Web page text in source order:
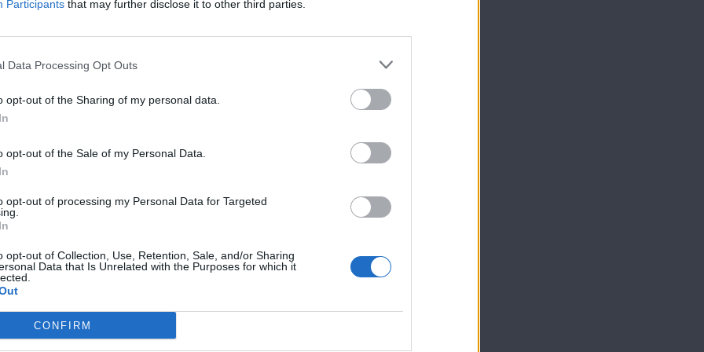
Participants that may further disclose it to other third parties.
Data Processing Opt Outs
opt-out of the Sharing of my personal data.
opt-out of the Sale of my Personal Data.
opt-out of processing my Personal Data for Targeted
opt-out of Collection, Use, Retention, Sale, and/or Sharing
Data that Is Unrelated with the Purposes for which it
CONFIRM
όλης της ημέρας.
και ειδικά ένθετα που αφορούν την υγεία, τον πολιτισμό,
οικονομία για μια σφαιρική προσέγγιση της τοπικής και διεθνούς
Γεωργία Κωνσταντίνου και Χρήστος Μιχάλαρος, θα
για έγκυρη, γρήγορη και άμεση ενημέρωση.
Από τη Δευτέρα 24 Αυγούστου στις 11:00.